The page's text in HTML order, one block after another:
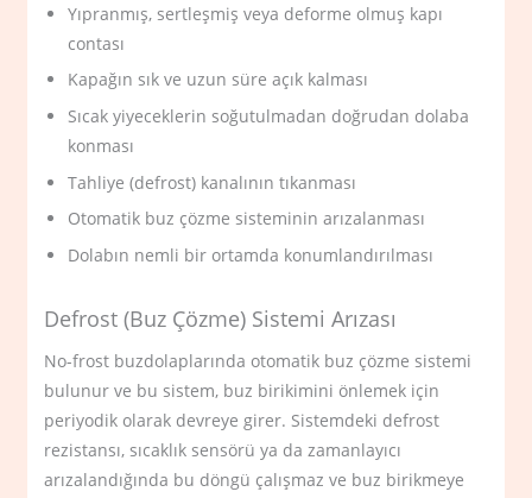
Yıpranmış, sertleşmiş veya deforme olmuş kapı
contası
Kapağın sık ve uzun süre açık kalması
Sıcak yiyeceklerin soğutulmadan doğrudan dolaba
konması
Tahliye (defrost) kanalının tıkanması
Otomatik buz çözme sisteminin arızalanması
Dolabın nemli bir ortamda konumlandırılması
Defrost (Buz Çözme) Sistemi Arızası
No-frost buzdolaplarında otomatik buz çözme sistemi
bulunur ve bu sistem, buz birikimini önlemek için
periyodik olarak devreye girer. Sistemdeki defrost
rezistansı, sıcaklık sensörü ya da zamanlayıcı
arızalandığında bu döngü çalışmaz ve buz birikmeye